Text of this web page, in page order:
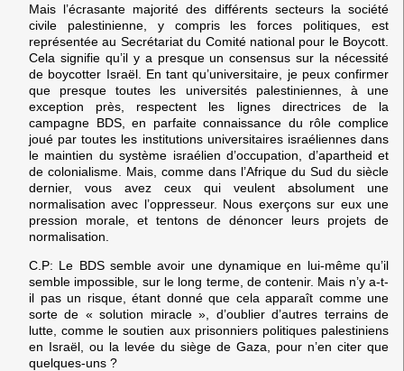
Mais l’écrasante majorité des différents secteurs la société
civile palestinienne, y compris les forces politiques, est
représentée au Secrétariat du Comité national pour le Boycott.
Cela signifie qu’il y a presque un consensus sur la nécessité
de boycotter Israël. En tant qu’universitaire, je peux confirmer
que presque toutes les universités palestiniennes, à une
exception près, respectent les lignes directrices de la
campagne BDS, en parfaite connaissance du rôle complice
joué par toutes les institutions universitaires israéliennes dans
le maintien du système israélien d’occupation, d’apartheid et
de colonialisme. Mais, comme dans l’Afrique du Sud du siècle
dernier, vous avez ceux qui veulent absolument une
normalisation avec l’oppresseur. Nous exerçons sur eux une
pression morale, et tentons de dénoncer leurs projets de
normalisation.
C.P: Le BDS semble avoir une dynamique en lui-même qu’il
semble impossible, sur le long terme, de contenir. Mais n’y a-t-
il pas un risque, étant donné que cela apparaît comme une
sorte de « solution miracle », d’oublier d’autres terrains de
lutte, comme le soutien aux prisonniers politiques palestiniens
en Israël, ou la levée du siège de Gaza, pour n’en citer que
quelques-uns ?